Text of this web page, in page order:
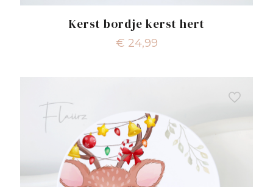
Kerst bordje kerst hert
€ 24,99